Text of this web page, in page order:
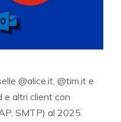
@alice.it, @tim.it e
e altri client con
SMTP) al 2025.